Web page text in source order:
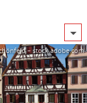
– stock.adobe.com